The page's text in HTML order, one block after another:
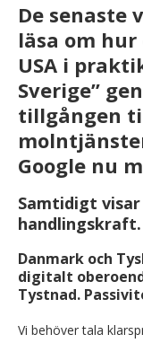
De senaste
läsa om
USA i
Sverige”
tillgången
Google nu
Samtidigt
handlingskraft.
Danmark och
digitalt
Tystnad.
Vi behöver tala